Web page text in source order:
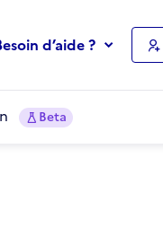
d’aide ?
Beta